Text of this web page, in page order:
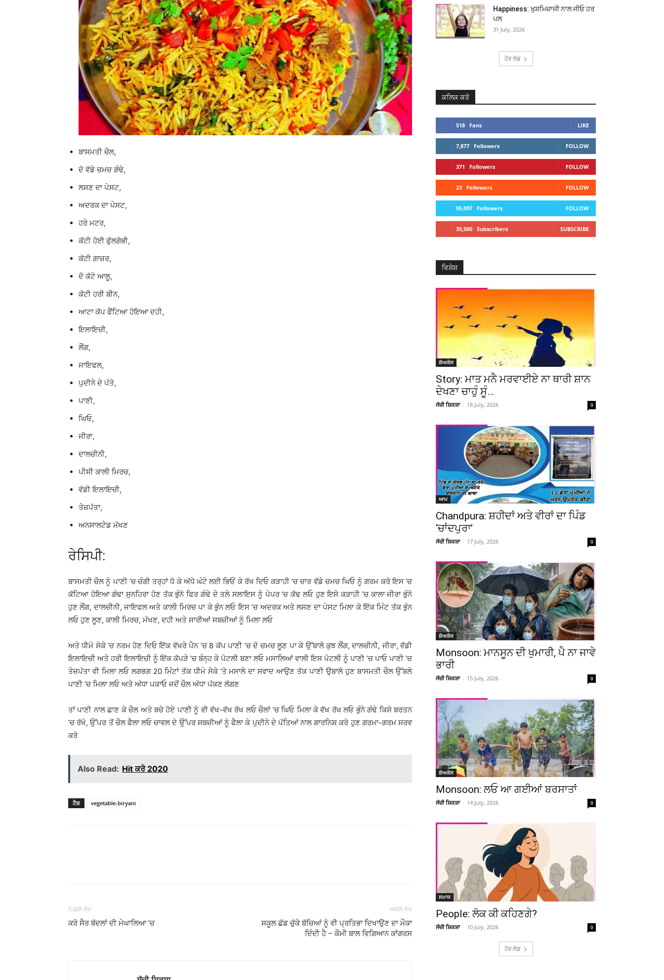
ਬਾਸਮਤੀ ਚੌਲ,
ਦੋ ਵੱਡੇ ਚਮਚ ਗੰਢੇ,
ਲਸਣ ਦਾ ਪੇਸਟ,
ਅਦਰਕ ਦਾ ਪੇਸਟ,
ਹਰੇ ਮਟਰ,
ਕੱਟੀ ਹੋਈ ਫੁੱਲਗੋਭੀ,
ਕੱਟੀ ਗਾਜ਼ਰ,
ਦੋ ਕੱਟੇ ਆਲੂ,
ਕੱਟੀ ਹਰੀ ਬੀਨ,
ਆਟਾ ਕੱਪ ਫੈਂਟਿਆ ਹੋਇਆ ਦਹੀ,
ਇਲਾਇਚੀ,
ਲੌਂਗ,
ਜਾਇਫਲ,
ਪੁਦੀਨੇ ਦੇ ਪੱਤੇ,
ਪਾਣੀ,
ਘਿਓ,
ਜੀਰਾ,
ਦਾਲਚੀਨੀ,
ਪੀਸੀ ਕਾਲੀ ਮਿਰਚ,
ਵੱਡੀ ਇਲਾਇਚੀ,
ਤੇਜ਼ਪੱਤਾ,
ਅਨਸਾਲਟੇਡ ਮੱਖਣ
ਰੇਸਿਪੀ:
ਬਾਸਮਤੀ ਚੌਲ ਨੂੰ ਪਾਣੀ ’ਚ ਚੰਗੀ ਤਰ੍ਹਾਂ ਧੋ ਕੇ ਅੱਧੇ ਘੰਟੇ ਲਈ ਭਿਓਂ ਕੇ ਰੱਖ ਦਿਓ ਕੜਾਹੀ ’ਚ ਚਾਰ ਵੱਡੇ ਚਮਚ ਘਿਓ ਨੂੰ ਗਰਮ ਕਰੋ ਇਸ ’ਚ
ਕੱਟਿਆ ਹੋਇਆ ਗੰਢਾ ਸੁਨਹਿਰਾ ਹੋਣ ਤੱਕ ਭੁੰਨੋ ਫਿਰ ਗੰਢੇ ਦੇ ਤਲੇ ਸਲਾਇਸ ਨੂੰ ਪੇਪਰ ’ਚ ਕੱਢ ਲਓ ਹੁਣ ਇਸੇ ਕੜਾਹੀ ’ਚ ਕਾਲਾ ਜੀਰਾ ਭੁੰਨੋ
ਹੁਣ ਲੌਂਗ, ਦਾਲਚੀਨੀ, ਜਾਇਫਲ ਅਤੇ ਕਾਲੀ ਮਿਰਚ ਪਾ ਕੇ ਭੁੰਨ ਲਓ ਇਸ ’ਚ ਅਦਰਕ ਅਤੇ ਲਸਣ ਦਾ ਪੇਸਟ ਮਿਲਾ ਕੇ ਇੱਕ ਮਿੰਟ ਤੱਕ ਭੁੰਨ
ਲਓ ਹੁਣ ਲੂਣ, ਕਾਲੀ ਮਿਰਚ, ਮੱਖਣ, ਦਹੀ ਅਤੇ ਸਾਰੀਆਂ ਸਬਜ਼ੀਆਂ ਨੂੰ ਮਿਲਾ ਲਓ
ਅਤੇ ਧੀਮੇ ਸੇਕੇ ’ਚ ਨਰਮ ਹੋਣ ਦਿਓ ਇੱਕ ਵੱਖਰੇ ਪੈਨ ’ਚ 8 ਕੱਪ ਪਾਣੀ ’ਚ ਦੋ ਚਮਚ ਲੂਣ ਪਾ ਕੇ ਉੱਬਾਲੋ ਕੁਝ ਲੌਂਗ, ਦਾਲਚੀਨੀ, ਜੀਰਾ, ਵੱਡੀ
ਇਲਾਇਚੀ ਅਤੇ ਹਰੀ ਇਲਾਇਚੀ ਨੂੰ ਇੱਕ ਕੱਪੜੇ ’ਚ ਬੰਨ੍ਹ ਕੇ ਪੋਟਲੀ ਬਣਾ ਲਓ ਮਸਾਲਿਆਂ ਵਾਲੀ ਇਸ ਪੋਟਲੀ ਨੂੰ ਪਾਣੀ ’ਚ ਪਾਓ ਪਾਣੀ ’ਚ
ਤੇਜ਼ਪੱਤਾ ਵੀ ਮਿਲਾ ਲਓ ਲਗਭਗ 20 ਮਿੰਟਾਂ ਤੱਕ ਧੀਮੇ ਸੇਕੇ ’ਤੇ ਮਸਾਲੇ ਦਾ ਸਵਾਦ ਆਉਣ ਤੱਕ ਪਾਣੀ ਉਬਾਲੋ ਹੁਣ ਬਾਸਮਤੀ ਚੌਲ ਉੱਬਲੇ
ਪਾਣੀ ’ਚ ਮਿਲਾ ਲਓ ਅਤੇ ਅੱਧਾ ਪਕਾਓ ਜਦੋਂ ਚੌਲ ਅੱਧਾ ਪੱਕਣ ਲੱਗਣ
ਤਾਂ ਪਾਣੀ ਨਾਲ ਛਾਣ ਕੇ ਚੌਲ ਅਤੇ ਬਚੇ ਹੋਏ ਪਾਣੀ ਨੂੰ ਵੀ ਵੱਖ-ਵੱਖ ਰੱਖ ਲਓ ਚੌਲਾਂ ’ਚ ਘਿਓ ਮਿਲਾ ਕੇ ਵੱਖ ਰੱਖ ਲਓ ਭੁੰਨੇ ਗੰਢੇ ਕਿਸੇ ਬਰਤਨ
’ਚ ਰੱਖੋ, ਉੱਪਰ ਤੋਂ ਚੌਲ ਫੈਲਾ ਲਓ ਚਾਵਲ ਦੇ ਉੱਪਰ ਸਬਜ਼ੀਆਂ ਨੂੰ ਫੈਲਾ ਕੇ ਪੁਦੀਨੇ ਦੇ ਪੱਤਿਆਂ ਨਾਲ ਗਾਰਨਿਸ਼ ਕਰੋ ਹੁਣ ਗਰਮਾ-ਗਰਮ ਸਰਵ
ਕਰੋ
Also Read: Hit ਕਰੋ 2020
ਟੈਗ vegetable-biryani
Telegram Copy URL
ਪਿਛਲੇ ਲੇਖ
ਕਰੋ ਸੈਰ ਬੱਦਲਾਂ ਦੀ ਮੇਘਾਲਿਆ ’ਚ
ਅਗਲੇ ਲੇਖ
ਸਕੂਲ ਛੱਡ ਚੁੱਕੇ ਬੱਚਿਆਂ ਨੂੰ ਵੀ ਪ੍ਰਤਿਭਾ ਦਿਖਾਉਣ ਦਾ ਮੌਕਾ
ਦਿੰਦੀ ਹੈ – ਕੌਮੀ ਬਾਲ ਵਿਗਿਆਨ ਕਾਂਗਰਸ
Happiness: ਖੁਸ਼ਮਿਜ਼ਾਜੀ ਨਾਲ ਜੀਓ ਹਰ
ਪਲ
31 July, 2026
ਹੋਰ ਲੋਡ
ਕਲਿਕ ਕਰੋ
518 Fans LIKE
7,877 Followers FOLLOW
371 Followers FOLLOW
23 Followers FOLLOW
95,097 Followers FOLLOW
35,500 Subscribers SUBSCRIBE
ਵਿਸ਼ੇਸ਼
ਸ਼ੋਅਕੇਸ
Story: ਮਾਤ ਮਨੈ ਮਰਵਾਈਏ ਨਾ ਥਾਰੀ ਸ਼ਾਨ
ਦੇਖਣਾ ਚਾਹੁੰ ਸੂੰ…
ਸੱਚੀ ਸ਼ਿਕਸ਼ਾ - 18 July, 2026 0
ਆਮ
Chandpura: ਸ਼ਹੀਦਾਂ ਅਤੇ ਵੀਰਾਂ ਦਾ ਪਿੰਡ
‘ਚਾਂਦਪੁਰਾ’
ਸੱਚੀ ਸ਼ਿਕਸ਼ਾ - 17 July, 2026 0
ਸ਼ੋਅਕੇਸ
Monsoon: ਮਾਨਸੂਨ ਦੀ ਖੁਮਾਰੀ, ਪੈ ਨਾ ਜਾਵੇ
ਭਾਰੀ
ਸੱਚੀ ਸ਼ਿਕਸ਼ਾ - 15 July, 2026 0
ਸ਼ੋਅਕੇਸ
Monsoon: ਲਓ ਆ ਗਈਆਂ ਬਰਸਾਤਾਂ
ਸੱਚੀ ਸ਼ਿਕਸ਼ਾ - 14 July, 2026 0
ਸਮਾਜ
People: ਲੋਕ ਕੀ ਕਹਿਣਗੇ?
ਸੱਚੀ ਸ਼ਿਕਸ਼ਾ - 10 July, 2026 0
ਹੋਰ ਲੋਡ